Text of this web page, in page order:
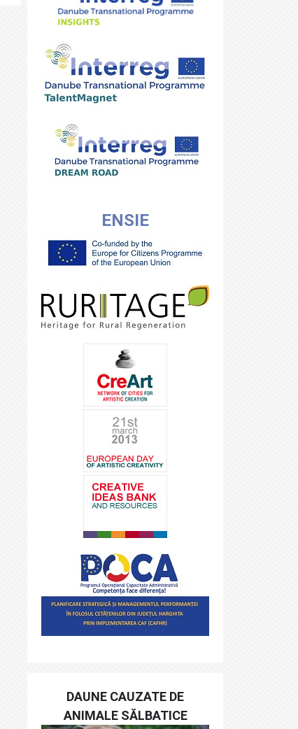
ENSIE
DAUNE CAUZATE DE
ANIMALE SĂLBATICE